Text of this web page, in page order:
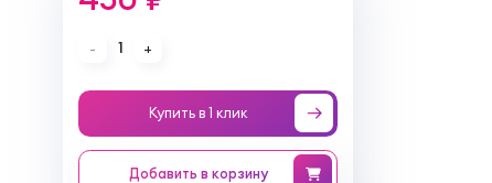
- 1 +
Купить в 1 клик
Добавить в корзину